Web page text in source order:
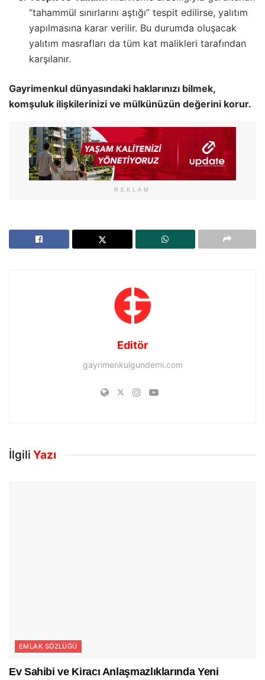
“tahammül sınırlarını aştığı” tespit edilirse, yalıtım
yapılmasına karar verilir. Bu durumda oluşacak
yalıtım masrafları da tüm kat malikleri tarafından
karşılanır.
Gayrimenkul dünyasındaki haklarınızı bilmek,
komşuluk ilişkilerinizi ve mülkünüzün değerini korur.
REKLAM
Editör
gayrimenkulgundemi.com
İlgili Yazı
EMLAK SÖZLÜĞÜ
Ev Sahibi ve Kiracı Anlaşmazlıklarında Yeni